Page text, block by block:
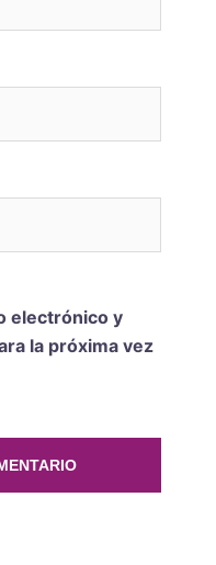
electrónico y
la próxima vez